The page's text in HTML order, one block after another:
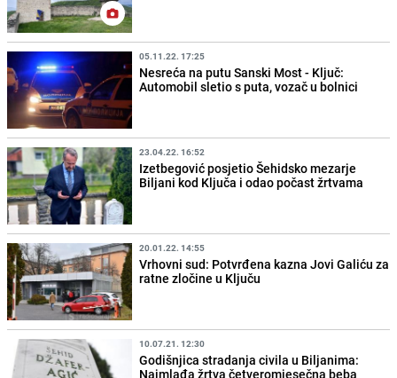
05.11.22. 17:25
Nesreća na putu Sanski Most - Ključ:
Automobil sletio s puta, vozač u bolnici
23.04.22. 16:52
Izetbegović posjetio Šehidsko mezarje
Biljani kod Ključa i odao počast žrtvama
20.01.22. 14:55
Vrhovni sud: Potvrđena kazna Jovi Galiću za
ratne zločine u Ključu
10.07.21. 12:30
Godišnjica stradanja civila u Biljanima:
Najmlađa žrtva četveromjesečna beba